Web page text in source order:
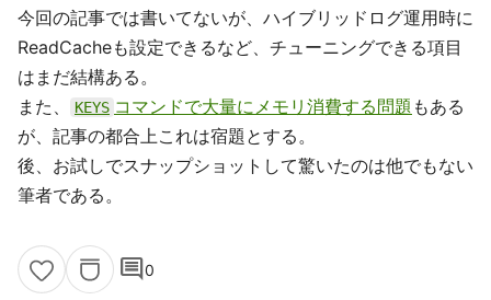
今回の記事では書いてないが、ハイブリッドログ運用時に
ReadCacheも設定できるなど、チューニングできる項目
はまだ結構ある。
また、
KEYS コマンドで大量にメモリ消費する問題 もある
が、記事の都合上これは宿題とする。
後、お試しでスナップショットして驚いたのは他でもない
筆者である。
comment0